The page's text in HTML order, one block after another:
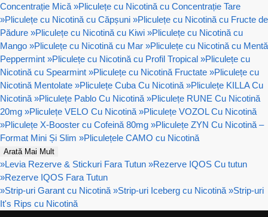
Concentrație Mică »Pliculețe cu Nicotină cu Concentrație Tare
»Pliculețe cu Nicotină cu Căpșuni »Pliculețe cu Nicotină cu Fructe de
Pădure »Pliculețe cu Nicotină cu Kiwi »Pliculețe cu Nicotină cu
Mango »Pliculețe cu Nicotină cu Mar »Pliculețe cu Nicotină cu Mentă
Peppermint »Pliculețe cu Nicotină cu Profil Tropical »Pliculețe cu
Nicotină cu Spearmint »Pliculețe cu Nicotină Fructate »Pliculețe cu
Nicotină Mentolate »Pliculețe Cuba Cu Nicotină »Pliculețe KILLA Cu
Nicotină »Pliculețe Pablo Cu Nicotină »Pliculețe RUNE Cu Nicotină
20mg »Pliculețe VELO Cu Nicotină »Pliculețe VOZOL Cu Nicotină
»Pliculețe X-Booster cu Cofeină 80mg »Pliculețe ZYN Cu Nicotină –
Format Mini Și Slim »Pliculețele CAMO cu Nicotină
Arată Mai Mult
»Levia Rezerve & Stickuri Fara Tutun »Rezerve IQOS Cu tutun
»Rezerve IQOS Fara Tutun
»Strip-uri Garant cu Nicotină »Strip-uri Iceberg cu Nicotină »Strip-uri
It's Rips cu Nicotină